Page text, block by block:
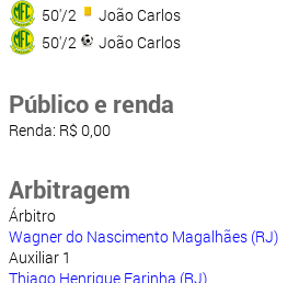
50'/2
João Carlos
50'/2
João Carlos
Público e renda
Renda: R$ 0,00
Arbitragem
Árbitro
Wagner do Nascimento Magalhães (RJ)
Auxiliar 1
Thiago Henrique Farinha (RJ)